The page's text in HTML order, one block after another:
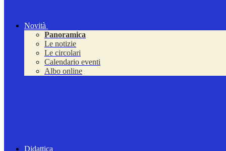
Novità
Panoramica
Le notizie
Le circolari
Calendario eventi
Albo online
Didattica